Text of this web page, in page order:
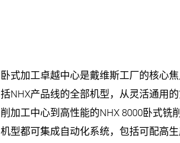
卧式加工卓越中心是戴维斯工厂的核心
括NHX产品线的全部机型，从灵活通用
削加工中心到高性能的NHX 8000卧式铣
机型都可集成自动化系统，包括可配高